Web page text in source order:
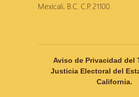
Mexicali, B.C. C.P. 21100.
Aviso de Privacidad del
Justicia Electoral del
California.